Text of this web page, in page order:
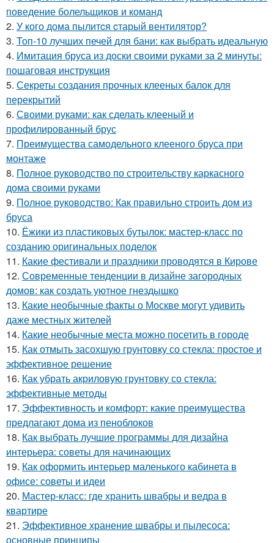
поведение болельщиков и команд
2. У кого дома пылитcя cтарый вентилятор?
3. Топ-10 лучших печей для бани: как выбрать идеальную
4. Имитация бруса из доски своими руками за 2 минуты:
пошаговая инструкция
5. Секреты создания прочных клееных балок для
перекрытий
6. Своими руками: как сделать клееный и
профилированный брус
7. Преимущества самодельного клееного бруса при
монтаже
8. Полное руководство по строительству каркасного
дома своими руками
9. Полное руководство: Как правильно строить дом из
бруса
10. Ёжики из пластиковых бутылок: мастер-класс по
созданию оригинальных поделок
11. Какие фестивали и праздники проводятся в Кирове
12. Современные тенденции в дизайне загородных
домов: как создать уютное гнездышко
13. Какие необычные факты о Москве могут удивить
даже местных жителей
14. Какие необычные места можно посетить в городе
15. Как отмыть засохшую грунтовку со стекла: простое и
эффективное решение
16. Как убрать акриловую грунтовку со стекла:
эффективные методы
17. Эффективность и комфорт: какие преимущества
предлагают дома из пеноблоков
18. Как выбрать лучшие программы для дизайна
интерьера: советы для начинающих
19. Как оформить интерьер маленького кабинета в
офисе: советы и идеи
20. Мастер-класс: где хранить швабры и ведра в
квартире
21. Эффективное хранение швабры и пылесоса:
основные принципы